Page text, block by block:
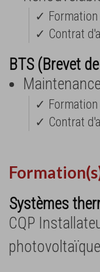
✓
✓ Contrat
BTS (Brevet
✓
✓ Contrat
Systèmes
CQP
photovoltaïque